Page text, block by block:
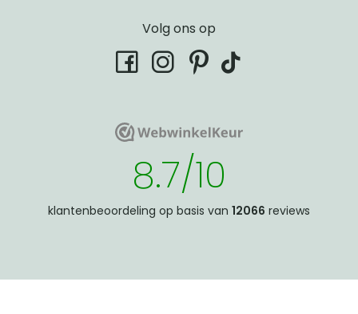
Volg ons op
facebookinstagram
pinterest
tiktok
WebwinkelKeurWebwinkelKeur
8.7/10
klantenbeoordeling op basis van 12066 reviews